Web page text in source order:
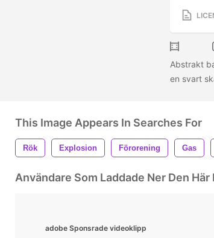
Abstrakt
en svart
This Image Appears In Searches For
Rök Explosion Förorening Gas
Användare Som Laddade Ner Den
adobe Sponsrade videoklipp